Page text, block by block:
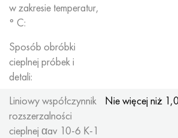
w zakresie temperatur,
° С:
Sposób obróbki
cieplnej próbek i
detali:
Liniowy współczynnik
rozszerzalności
cieplnej αav 10-6 K-1
Nie więcej niż 1,0